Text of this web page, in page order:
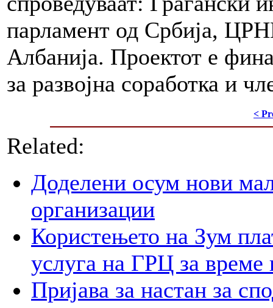
парламент од Србија,
Албанија. Проектот е
за развојна соработка и
<
Related:
Доделени осум нови
организации
Користењето на Зум
услуга на ГРЦ за време
Пријава за настан за